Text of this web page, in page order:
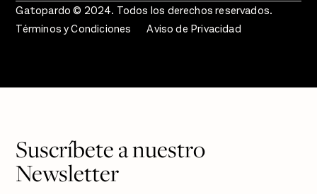
Gatopardo © 2024. Todos los derechos reservados.
Términos y Condiciones
Aviso de Privacidad
Suscríbete a nuestro
Newsletter